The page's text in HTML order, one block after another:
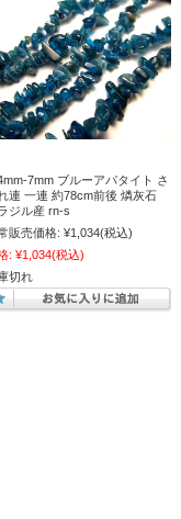
7mm ブルーアパタイト さ
連 一連 約78cm前後 燐灰石
ジル産 rn-s
販売価格: ¥1,034(税込)
: ¥1,034(税込)
切れ